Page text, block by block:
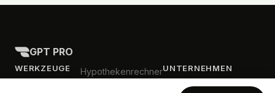
GPT PRO
WERKZEUGE HypothekenrechnerUNTERNEHMEN